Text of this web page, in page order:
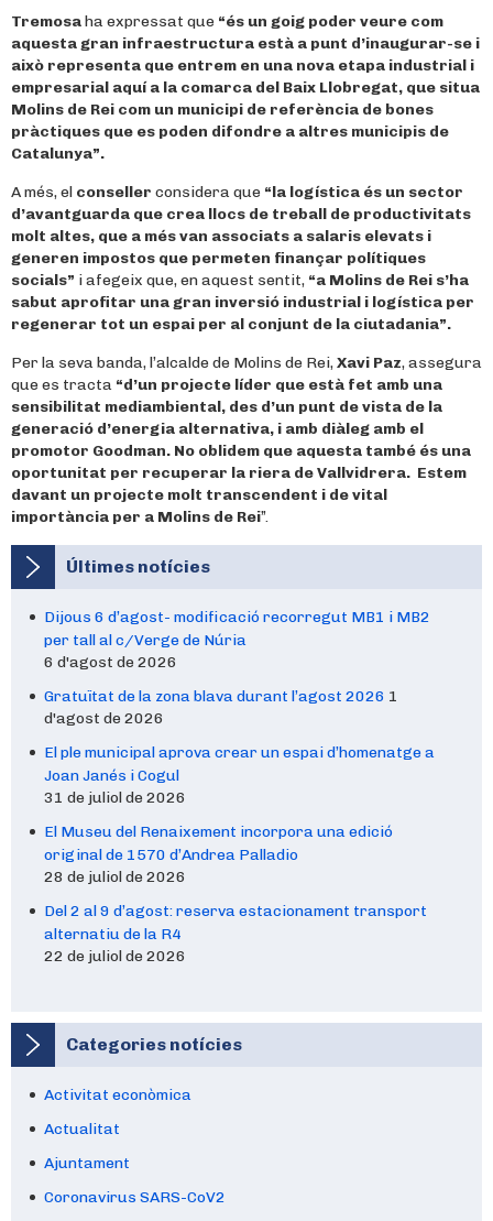
Tremosaha expressat que “és un goig poder veure com
aquesta gran infraestructura està a punt d’inaugurar-se i
això representa que entrem en una nova etapa industrial i
empresarial aquí a la comarca del Baix Llobregat, que situa
Molins de Rei com un municipi de referència de bones
pràctiques que es poden difondre a altres municipis de
Catalunya”.
A més, el conseller considera que “la logística és un sector
d’avantguarda que crea llocs de treball de productivitats
molt altes, que a més van associats a salaris elevats i
generen impostos que permeten finançar polítiques
socials” i afegeix que, en aquest sentit, “a Molins de Rei s’ha
sabut aprofitar una gran inversió industrial i logística per
regenerar tot un espai per al conjunt de la ciutadania”.
Per la seva banda, l’alcalde de Molins de Rei,Xavi Paz, assegura
que es tracta “d’un projecte líder que està fet amb una
sensibilitat mediambiental, des d’un punt de vista de la
generació d’energia alternativa, i amb diàleg amb el
promotor Goodman. No oblidem que aquesta també és una
oportunitat per recuperar la riera de Vallvidrera. Estem
davant un projecte molt transcendent i de vital
importància per a Molins de Rei”.
Últimes notícies
Dijous 6 d’agost- modificació recorregut MB1 i MB2
per tall al c/Verge de Núria
6 d'agost de 2026
Gratuïtat de la zona blava durant l’agost 2026 1
d'agost de 2026
El ple municipal aprova crear un espai d’homenatge a
Joan Janés i Cogul
31 de juliol de 2026
El Museu del Renaixement incorpora una edició
original de 1570 d’Andrea Palladio
28 de juliol de 2026
Del 2 al 9 d’agost: reserva estacionament transport
alternatiu de la R4
22 de juliol de 2026
Categories notícies
Activitat econòmica
Actualitat
Ajuntament
Coronavirus SARS-CoV2